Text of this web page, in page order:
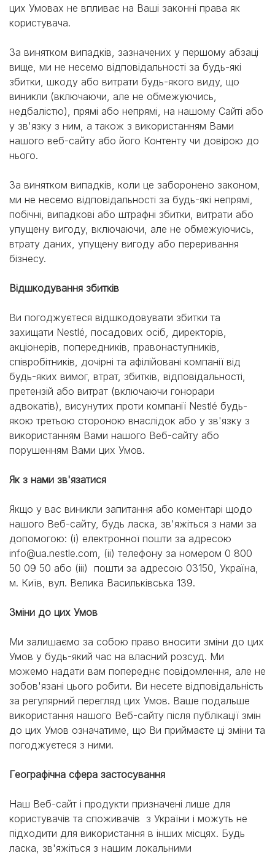
цих Умовах не впливає на Ваші законні права як
користувача.
За винятком випадків, зазначених у першому абзаці
вище, ми не несемо відповідальності за будь-які
збитки, шкоду або витрати будь-якого виду, що
виникли (включаючи, але не обмежуючись,
недбалістю), прямі або непрямі, на нашому Сайті або
у зв'язку з ним, а також з використанням Вами
нашого веб-сайту або його Контенту чи довірою до
нього.
За винятком випадків, коли це заборонено законом,
ми не несемо відповідальності за будь-які непрямі,
побічні, випадкові або штрафні збитки, витрати або
упущену вигоду, включаючи, але не обмежуючись,
втрату даних, упущену вигоду або переривання
бізнесу.
Відшкодування збитків
Ви погоджуєтеся відшкодовувати збитки та
захищати Nestlé, посадових осіб, директорів,
акціонерів, попередників, правонаступників,
співробітників, дочірні та афілійовані компанії від
будь-яких вимог, втрат, збитків, відповідальності,
претензій або витрат (включаючи гонорари
адвокатів), висунутих проти компанії Nestlé будь-
якою третьою стороною внаслідок або у зв'язку з
використанням Вами нашого Веб-сайту або
порушенням Вами цих Умов.
Як з нами зв'язатися
Якщо у вас виникли запитання або коментарі щодо
нашого Веб-сайту, будь ласка, зв'яжіться з нами за
допомогою: (i) електронної пошти за адресою
info@ua.nestle.com, (ii) телефону за номером 0 800
50 09 50 або (iii) пошти за адресою 03150, Україна,
м. Київ, вул. Велика Васильківська 139.
Зміни до цих Умов
Ми залишаємо за собою право вносити зміни до цих
Умов у будь-який час на власний розсуд. Ми
можемо надати вам попереднє повідомлення, але не
зобов'язані цього робити. Ви несете відповідальність
за регулярний перегляд цих Умов. Ваше подальше
використання нашого Веб-сайту після публікації змін
до цих Умов означатиме, що Ви приймаєте ці зміни та
погоджуєтеся з ними.
Географічна сфера застосування
Наш Веб-сайт і продукти призначені лише для
користувачів та споживачів з України і можуть не
підходити для використання в інших місцях. Будь
ласка, зв'яжіться з нашим локальними